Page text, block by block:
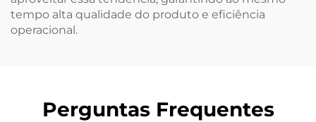
tempo alta qualidade do produto e eficiência
operacional.
Perguntas Frequentes